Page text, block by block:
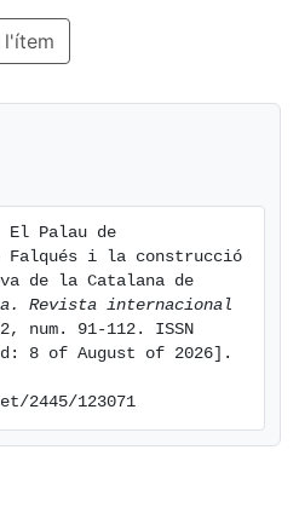
s'havien instal·lat les seus
d'energia com ara la
la Catalana de Gas.
l'ítem
El Palau de
i la construcció
de la Catalana de
Revista internacional
num. 91-112. ISSN
8 of August of 2026].
2445/123071